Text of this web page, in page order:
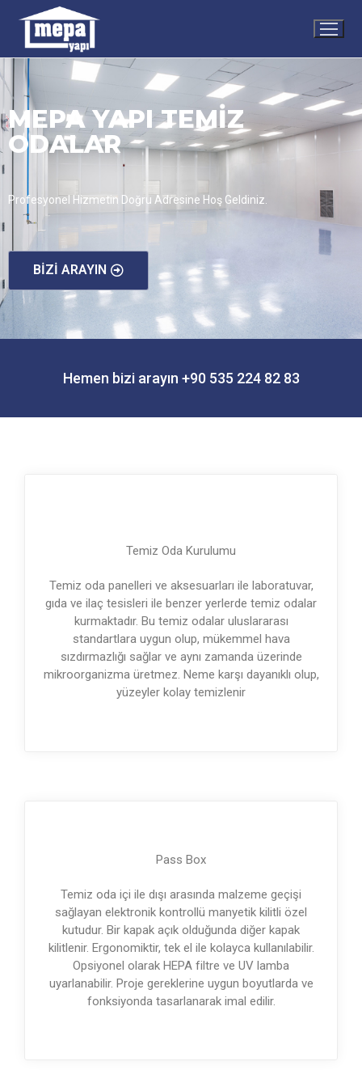
MEPA YAPI TEMİZ
ODALAR
Profesyonel Hizmetin Doğru Adresine Hoş Geldiniz.
BIZI ARAYIN
Hemen bizi arayın +90 535 224 82 83
Temiz Oda Kurulumu
Temiz oda panelleri ve aksesuarları ile laboratuvar,
gıda ve ilaç tesisleri ile benzer yerlerde temiz odalar
kurmaktadır. Bu temiz odalar uluslararası
standartlara uygun olup, mükemmel hava
sızdırmazlığı sağlar ve aynı zamanda üzerinde
mikroorganizma üretmez. Neme karşı dayanıklı olup,
yüzeyler kolay temizlenir
Pass Box
Temiz oda içi ile dışı arasında malzeme geçişi
sağlayan elektronik kontrollü manyetik kilitli özel
kutudur. Bir kapak açık olduğunda diğer kapak
kilitlenir. Ergonomiktir, tek el ile kolayca kullanılabilir.
Opsiyonel olarak HEPA filtre ve UV lamba
uyarlanabilir. Proje gereklerine uygun boyutlarda ve
fonksiyonda tasarlanarak imal edilir.